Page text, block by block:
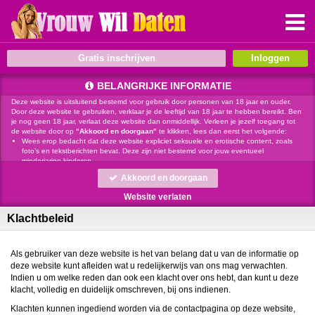
Gratis inschrijven
BELANGRIJKE INFORMATIE
Deze website is uitsluitend bestemd voor gebruik door personen van 18 jaar en ouder.
Door deze website te gebruiken, verklaar je de leeftijd van 18 jaar te hebben bereikt. Ben
je nog geen 18 jaar, verlaat deze website dan onmiddellijk. Verleen je jezelf toegang tot
de website door op "Akkoord en doorgaan" te klikken, lees dan eerst het volgende:
Wees erop bedacht dat deze website expliciet seksuele en erotische content, zoals
foto’s en tekstberichten bevat. Deze zijn niet bestemd voor jouw eventueel
minderjarige kinderen.
gebruikt functionele, analytische cookies, social media cookies en
vergelijkbare technieken, zoals Google Webmaster Tools, Google Analytics, Alexa
Certify, Yandex, Hotjar, Histats en Statcounter die automatisch gegevens kunnen
verzamelen wanneer je de website bezoekt. De gegevens verkregen uit de cookies,
teneinde het voor
Wees voorzichtig bij het praten met vreemden via deze website. Je weet immers nooit
achternaam, e-mailadres, huis- of werkadres, telefoonnummer of andere naar jou
herleidbare gegevens op deze website.
Zet iemand jou onder druk op deze website, bijvoorbeeld om persoonlijke of financiële
gegevens te verstrekken? Stop dan meteen met het communiceren met deze persoon.
Let er ook op dat mensen in staat zijn op een listige manier dergelijke gegevens van je
Voorkom dat jouw minderjarige kinderen met erotische of anderszins voor minderjarigen
Akkoord en doorgaan
Website verlaten
Klachtbeleid
Als gebruiker van deze website is het van belang dat u van de informatie op
deze website kunt afleiden wat u redelijkerwijs van ons mag verwachten.
Indien u om welke reden dan ook een klacht over ons hebt, dan kunt u deze
klacht, volledig en duidelijk omschreven, bij ons indienen.
Klachten kunnen ingediend worden via de contactpagina op deze website,